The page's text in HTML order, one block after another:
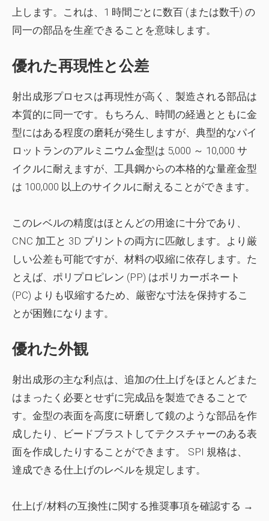
上します。これは、1 時間ごとに数百 (または数千) の
同一の部品を生産できることを意味します。
優れた再現性と公差
射出成形プロセスは再現性が高く、製造される部品は
本質的に同一です。もちろん、時間の経過とともに金
型にはある程度の磨耗が発生しますが、典型的なパイ
ロットランのアルミニウム金型は 5,000 ～ 10,000 サ
イクルに耐えますが、工具鋼からの本格的な量産金型
は 100,000 以上のサイクルに耐えることができます。
このレベルの精度はほとんどの用途に十分であり、
CNC 加工と 3D プリントの両方に匹敵します。より厳
しい公差も可能ですが、材料の収縮に依存します。た
とえば、ポリプロピレン (PP) はポリカーボネート
(PC) よりも収縮するため、厳密な寸法を保持するこ
とが困難になります。
優れた外観
射出成形の主な利点は、追加の仕上げをほとんどまた
はまったく必要とせずに完成品を製造できることで
す。金型の表面を高度に研磨して鏡のような部品を作
成したり、ビードブラストしてテクスチャーのある表
面を作成したりすることができます。 SPI 規格は、
達成できる仕上げのレベルを規定します。
仕上げ/材料の互換性に関する推奨事項を確認する →